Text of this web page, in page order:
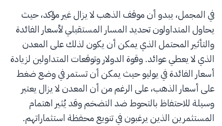
في المجمل، يبدو أن موقف الذهب لا يزال غير مؤكد، حيث
يحاول المتداولون تحديد المسار المستقبلي لأسعار الفائدة
والتأثير المحتمل الذي يمكن أن يكون لذلك على المعدن
الذي لا يعطي عوائد. وقوة الدولار وتوقعات المتداولين لزيادة
أسعار الفائدة في يوليو حيث يمكن أن تستمر في وضع ضغط
على أسعار الذهب، على الرغم من أن المعدن لا يزال يعتبر
وسيلة للاحتفاظ بالتحوط ضد التضخم وقد يُثير اهتمام
المستثمرين الذين يرغبون في تنويع محفظة استثماراتهم.